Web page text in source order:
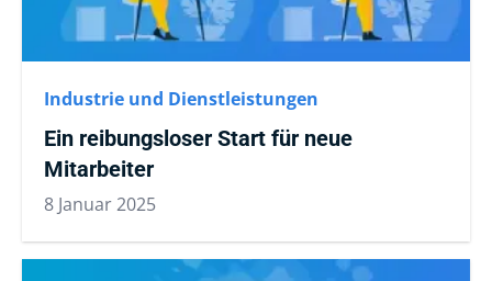
Industrie und Dienstleistungen
Ein reibungsloser Start für neue
Mitarbeiter
8 Januar 2025